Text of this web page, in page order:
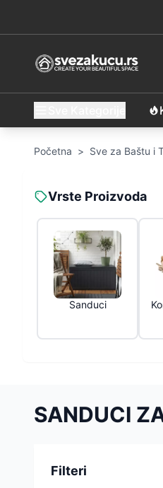
Početna > Sve za Baštu i
Vrste Proizvoda
Sanduci
SANDUCI
Filteri